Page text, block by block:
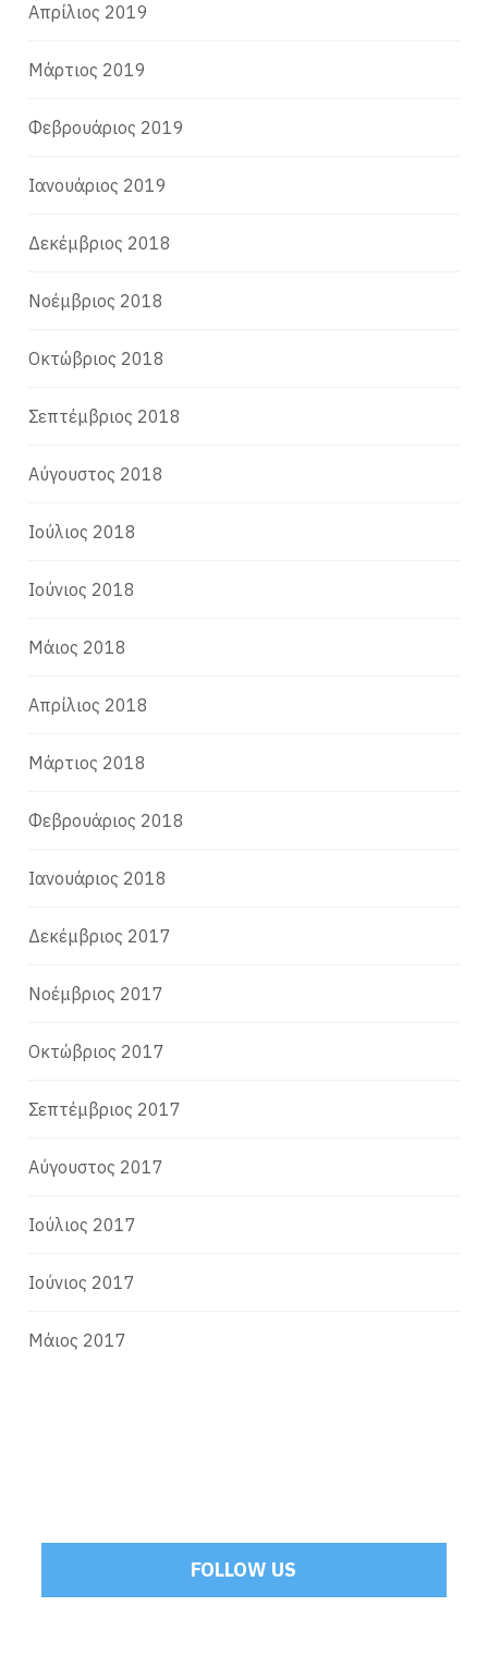
Απρίλιος 2019
Μάρτιος 2019
Φεβρουάριος 2019
Ιανουάριος 2019
Δεκέμβριος 2018
Νοέμβριος 2018
Οκτώβριος 2018
Σεπτέμβριος 2018
Αύγουστος 2018
Ιούλιος 2018
Ιούνιος 2018
Μάιος 2018
Απρίλιος 2018
Μάρτιος 2018
Φεβρουάριος 2018
Ιανουάριος 2018
Δεκέμβριος 2017
Νοέμβριος 2017
Οκτώβριος 2017
Σεπτέμβριος 2017
Αύγουστος 2017
Ιούλιος 2017
Ιούνιος 2017
Μάιος 2017
FOLLOW US